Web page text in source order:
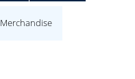
Merchandise